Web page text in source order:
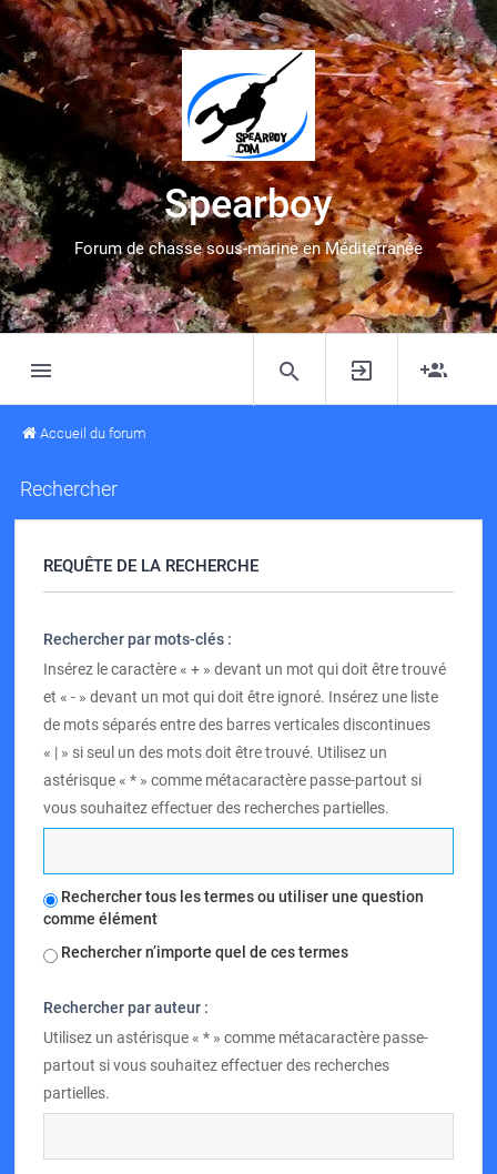
Spearboy
Forum de chasse sous-marine en Méditerranée
Accueil du forum
Rechercher
REQUÊTE DE LA RECHERCHE
Rechercher par mots-clés :
Insérez le caractère « + » devant un mot qui doit être trouvé
et « - » devant un mot qui doit être ignoré. Insérez une liste
de mots séparés entre des barres verticales discontinues
« | » si seul un des mots doit être trouvé. Utilisez un
astérisque « * » comme métacaractère passe-partout si
vous souhaitez effectuer des recherches partielles.
Rechercher tous les termes ou utiliser une question
comme élément
Rechercher n’importe quel de ces termes
Rechercher par auteur :
Utilisez un astérisque « * » comme métacaractère passe-
partout si vous souhaitez effectuer des recherches
partielles.